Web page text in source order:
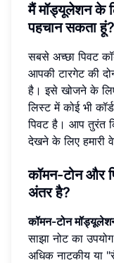
मैं मॉड्यूलेशन के
पहचान सकता हूं?
सबसे अच्छा पिवट
आपकी टारगेट की
है। इसे खोजने के
लिस्ट में कोई भी
पिवट है। आप तुरंत
देखने के लिए हमारी
कॉमन-टोन और
अंतर है?
कॉमन-टोन
साझा नोट का
अधिक नाटकीय या